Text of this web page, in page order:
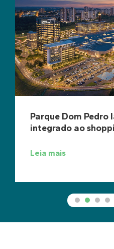
Parque Dom Pedro
integrado ao
Leia mais